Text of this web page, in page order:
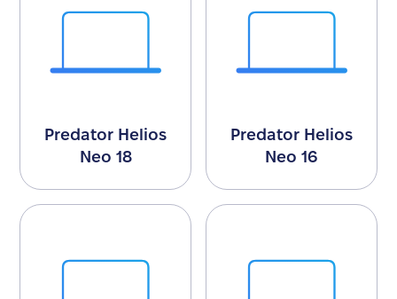
Predator Helios
Neo 18
Predator Helios
Neo 16